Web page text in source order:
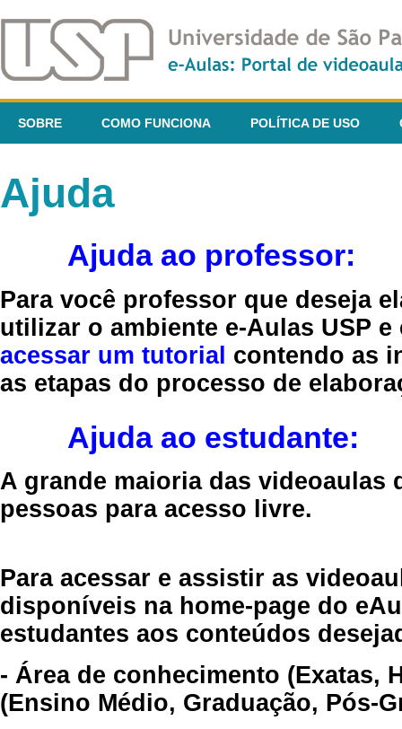
SOBRE COMO FUNCIONA POLÍTICA DE USO
Ajuda
Ajuda ao professor:
Para você professor que deseja
utilizar o ambiente e-Aulas USP
acessar um tutorial contendo as
as etapas do processo de
Ajuda ao estudante:
A grande maioria das videoaulas
pessoas para acesso livre.
Para acessar e assistir as
disponíveis na home-page do
estudantes aos conteúdos
- Área de conhecimento (Exatas,
(Ensino Médio, Graduação, Pós-